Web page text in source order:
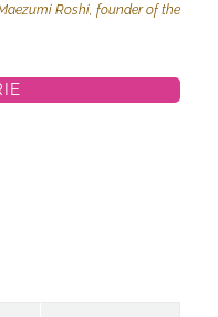
Roshi, founder of the